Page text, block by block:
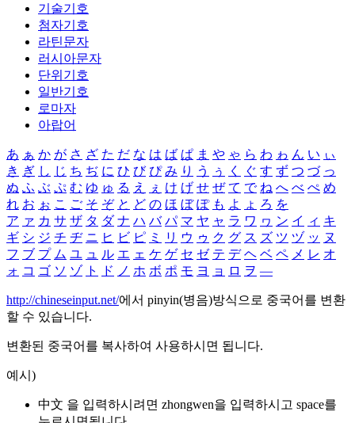
기술기호
첨자기호
라틴문자
러시아문자
단위기호
일반기호
로마자
아랍어
あ ぁ か が さ ざ た だ な は ば ぱ ま や ゃ ら わ ゎ ん い ぃ
き ぎ し じ ち ぢ に ひ び ぴ み り う ぅ く ぐ す ず つ づ っ
ぬ ふ ぶ ぷ む ゆ ゅ る え ぇ け げ せ ぜ て で ね へ べ ぺ め
れ お ぉ こ ご そ ぞ と ど の ほ ぼ ぽ も よ ょ ろ を
ア ァ カ サ ザ タ ダ ナ ハ バ パ マ ヤ ャ ラ ワ ヮ ン イ ィ キ
ギ シ ジ チ ヂ ニ ヒ ビ ピ ミ リ ウ ゥ ク グ ス ズ ツ ヅ ッ ヌ
フ ブ プ ム ユ ュ ル エ ェ ケ ゲ セ ゼ テ デ ヘ ベ ペ メ レ オ
ォ コ ゴ ソ ゾ ト ド ノ ホ ボ ポ モ ヨ ョ ロ ヲ ―
http://chineseinput.net/에서 pinyin(병음)방식으로 중국어를 변환
할 수 있습니다.
변환된 중국어를 복사하여 사용하시면 됩니다.
예시)
中文 을 입력하시려면 zhongwen을 입력하시고 space를